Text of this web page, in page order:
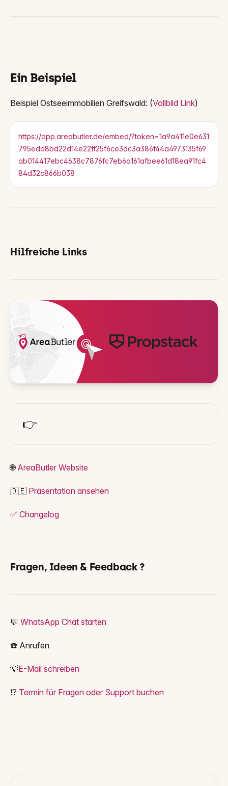
Ein Beispiel
Beispiel Ostseeimmobilien Greifswald: (Vollbild Link)
https://app.areabutler.de/embed/?token=1a9a411e0e631
795edd8bd22d14e22ff25f6ce3dc3a386f44a4973135f69
ab014417ebc4638c7876fc7eb6a161afbee61d18ea91fc4
84d32c866b038
Hilfreiche Links
👉
🌐AreaButler Website
🇩🇪 Präsentation ansehen
✅ Changelog
Fragen, Ideen & Feedback ?
💬 WhatsApp Chat starten
☎️ Anrufen
💡E-Mail schreiben
⁉️ Termin für Fragen oder Support buchen